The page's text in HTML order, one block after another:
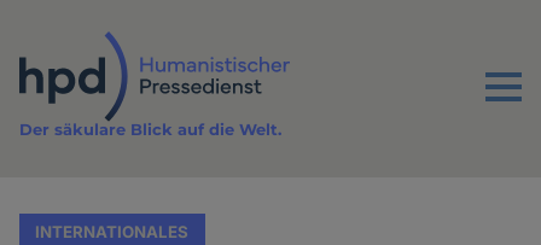
Inhalt
Menu
Der säkulare Blick auf die Welt.
INTERNATIONALES